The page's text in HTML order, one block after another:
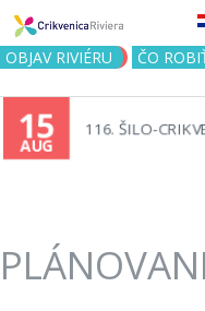
OBJAV RIVIÉRU ČO
15
AUG
116. ŠILO-